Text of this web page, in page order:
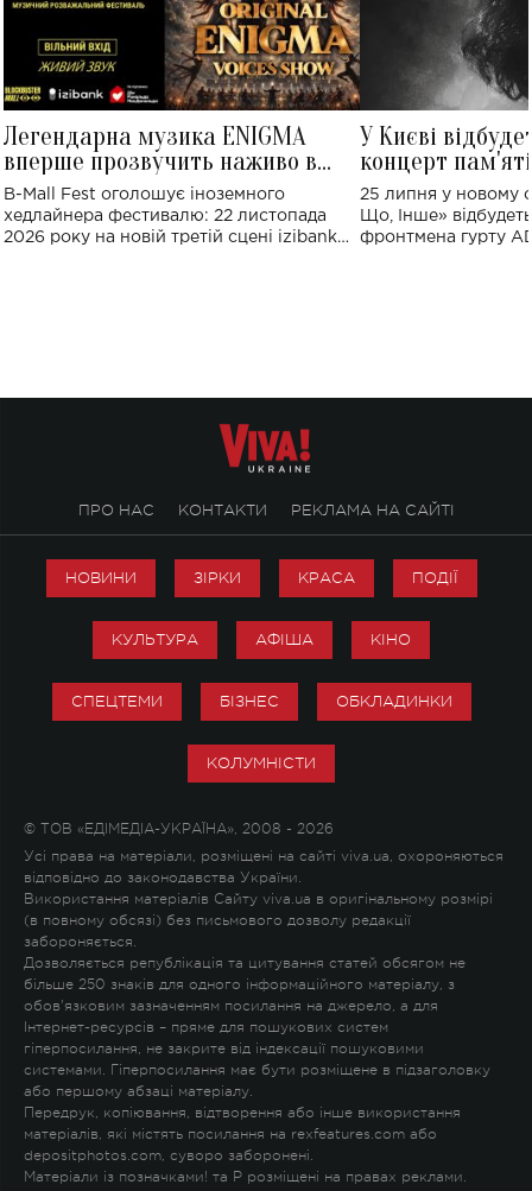
Легендарна музика ENIGMA
вперше прозвучить наживо в
Україні: де відбудеться концерт
B-Mall Fest оголошує іноземного
хедлайнера фестивалю: 22 листопада
2026 року на новій третій сцені izibank
У Києві
концерт
Клименка:
виконають
25 липня у новому
Що, Інше»
фронтмена гурту
ПРО НАС КОНТАКТИ РЕКЛАМА НА САЙТІ
НОВИНИ ЗІРКИ КРАСА ПОДІЇ
КУЛЬТУРА АФІША КІНО
СПЕЦТЕМИ БІЗНЕС ОБКЛАДИНКИ
КОЛУМНІСТИ
© ТОВ «ЕДІМЕДІА-УКРАЇНА», 2008 - 2026
Усі права на матеріали, розміщені на сайті viva.ua, охороняються
відповідно до законодавства України.
Використання матеріалів Сайту viva.ua в оригінальному розмірі
(в повному обсязі) без письмового дозволу редакції
забороняється.
Дозволяється републікація та цитування статей обсягом не
більше 250 знаків для одного інформаційного матеріалу, з
обов'язковим зазначенням посилання на джерело, а для
Інтернет-ресурсів – пряме для пошукових систем
гіперпосилання, не закрите від індексації пошуковими
системами. Гіперпосилання має бути розміщене в підзаголовку
або першому абзаці матеріалу.
Передрук, копіювання, відтворення або інше використання
матеріалів, які містять посилання на rexfeatures.com або
depositphotos.com, суворо заборонені.
Матеріали із позначками! та P розміщені на правах реклами.